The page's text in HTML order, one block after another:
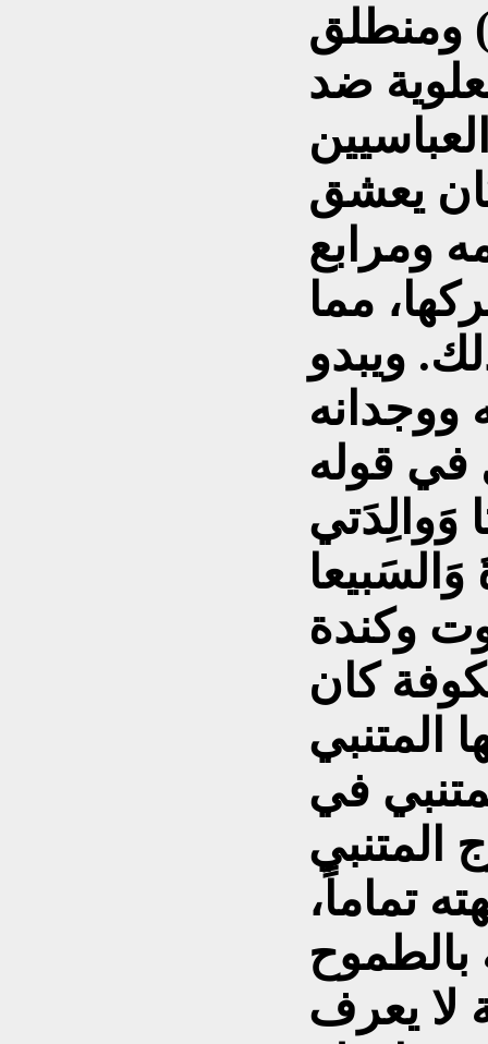
ومنطلق
ضد
يعشق
ومرابع
مما
ويبدو
وَالسَبيعا
وكندة
كان
في
تماماً،
لا يعرف